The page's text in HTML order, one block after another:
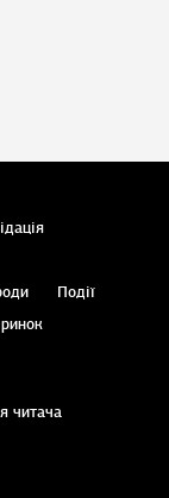
Події
читача